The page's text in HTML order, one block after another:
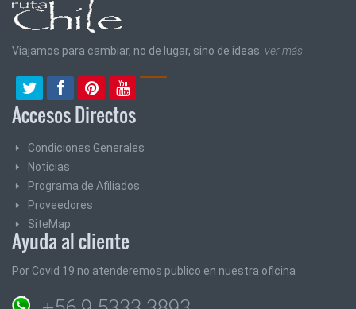
Viajamos para cambiar, no de lugar, sino de ideas. ver más
Accesos Directos
Condiciones Generales
Noticias
Programa de Afiliados
Proveedores
SiteMap
Ayuda al cliente
Por Covid 19 no atenderemos publico en nuestra oficina